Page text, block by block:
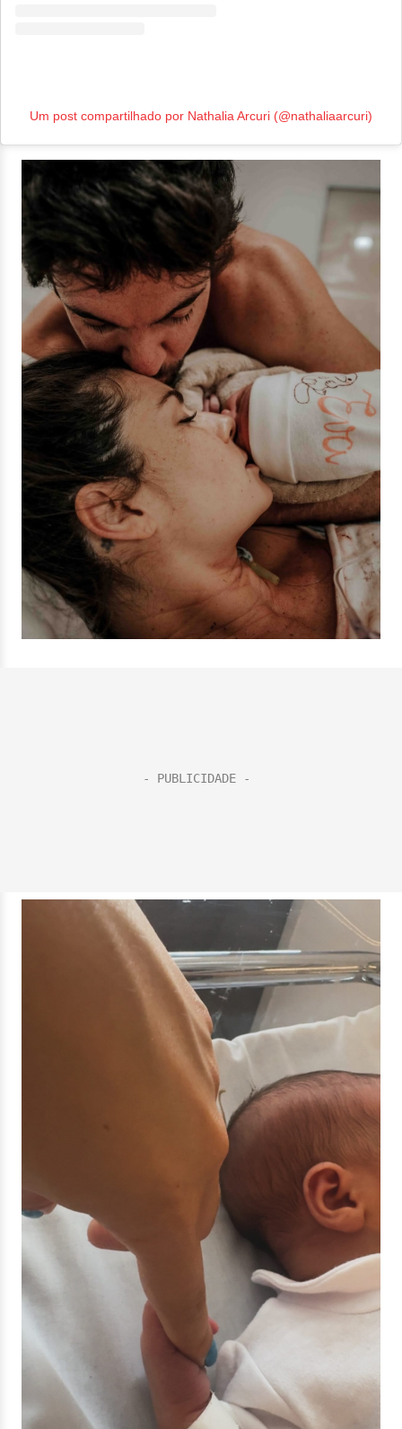
Um post compartilhado por Nathalia Arcuri (@nathaliaarcuri)